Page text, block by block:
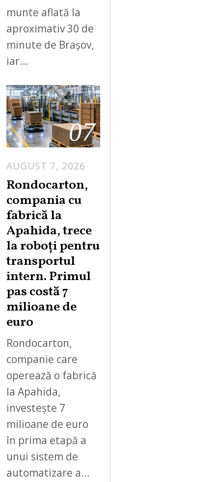
munte aflată la
aproximativ 30 de
minute de Brașov,
iar…
07
AUGUST 7, 2026
G
T
7
2
Rondocarton,
compania cu
fabrică la
Apahida, trece
la roboți pentru
transportul
intern. Primul
pas costă 7
milioane de
euro
Rondocarton,
companie care
operează o fabrică
la Apahida,
investește 7
milioane de euro
în prima etapă a
unui sistem de
automatizare a…